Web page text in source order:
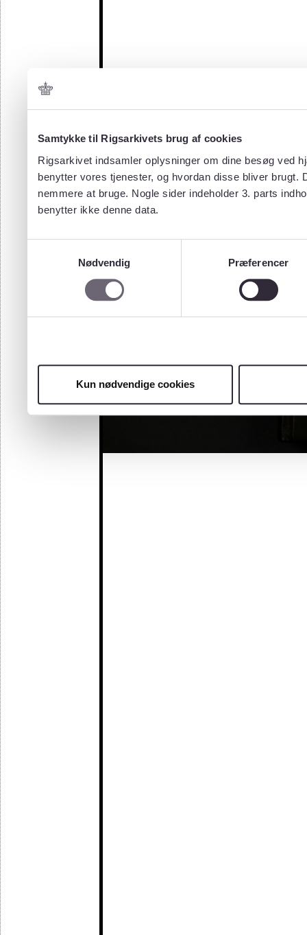
Samtykke til Rigsarkivets brug af cookies
Rigsarkivet indsamler oplysninger om dine besøg ved
benytter vores tjenester, og hvordan disse bliver
nemmere at bruge. Nogle sider indeholder 3. parts
benytter ikke denne data.
Nødvendig
Præferencer
Kun nødvendige cookies